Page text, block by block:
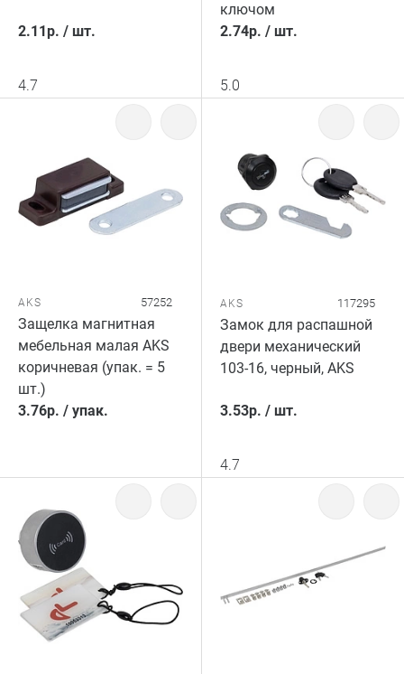
2.11р. / шт.
4.7
ключом
2.74р. / шт.
5.0
AKS 57252
Защелка магнитная
мебельная малая AKS
коричневая (упак. = 5
шт.)
3.76р. / упак.
AKS 117295
Замок для распашной
двери механический
103-16, черный, AKS
3.53р. / шт.
4.7